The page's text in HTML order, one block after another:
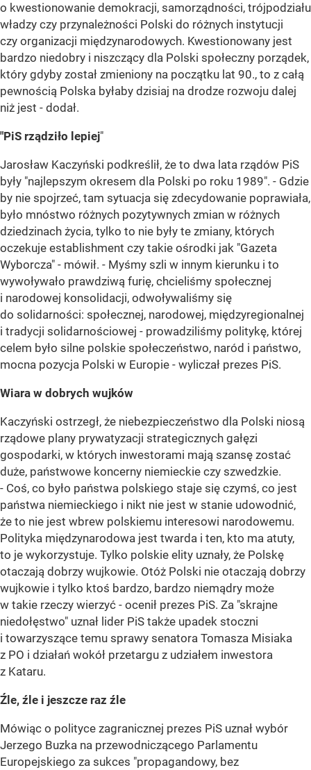
o kwestionowanie demokracji, samorządności, trójpodziału
władzy czy przynależności Polski do różnych instytucji
czy organizacji międzynarodowych. Kwestionowany jest
bardzo niedobry i niszczący dla Polski społeczny porządek,
który gdyby został zmieniony na początku lat 90., to z całą
pewnością Polska byłaby dzisiaj na drodze rozwoju dalej
niż jest - dodał.
"PiS rządziło lepiej"
Jarosław Kaczyński podkreślił, że to dwa lata rządów PiS
były "najlepszym okresem dla Polski po roku 1989". - Gdzie
by nie spojrzeć, tam sytuacja się zdecydowanie poprawiała,
było mnóstwo różnych pozytywnych zmian w różnych
dziedzinach życia, tylko to nie były te zmiany, których
oczekuje establishment czy takie ośrodki jak "Gazeta
Wyborcza" - mówił. - Myśmy szli w innym kierunku i to
wywoływało prawdziwą furię, chcieliśmy społecznej
i narodowej konsolidacji, odwoływaliśmy się
do solidarności: społecznej, narodowej, międzyregionalnej
i tradycji solidarnościowej - prowadziliśmy politykę, której
celem było silne polskie społeczeństwo, naród i państwo,
mocna pozycja Polski w Europie - wyliczał prezes PiS.
Wiara w dobrych wujków
Kaczyński ostrzegł, że niebezpieczeństwo dla Polski niosą
rządowe plany prywatyzacji strategicznych gałęzi
gospodarki, w których inwestorami mają szansę zostać
duże, państwowe koncerny niemieckie czy szwedzkie.
- Coś, co było państwa polskiego staje się czymś, co jest
państwa niemieckiego i nikt nie jest w stanie udowodnić,
że to nie jest wbrew polskiemu interesowi narodowemu.
Polityka międzynarodowa jest twarda i ten, kto ma atuty,
to je wykorzystuje. Tylko polskie elity uznały, że Polskę
otaczają dobrzy wujkowie. Otóż Polski nie otaczają dobrzy
wujkowie i tylko ktoś bardzo, bardzo niemądry może
w takie rzeczy wierzyć - ocenił prezes PiS. Za "skrajne
niedołęstwo" uznał lider PiS także upadek stoczni
i towarzyszące temu sprawy senatora Tomasza Misiaka
z PO i działań wokół przetargu z udziałem inwestora
z Kataru.
Źle, źle i jeszcze raz źle
Mówiąc o polityce zagranicznej prezes PiS uznał wybór
Jerzego Buzka na przewodniczącego Parlamentu
Europejskiego za sukces "propagandowy, bez